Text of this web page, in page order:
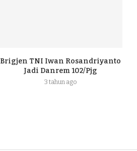
Brigjen TNI Iwan Rosandriyanto
Jadi Danrem 102/Pjg
3 tahun ago